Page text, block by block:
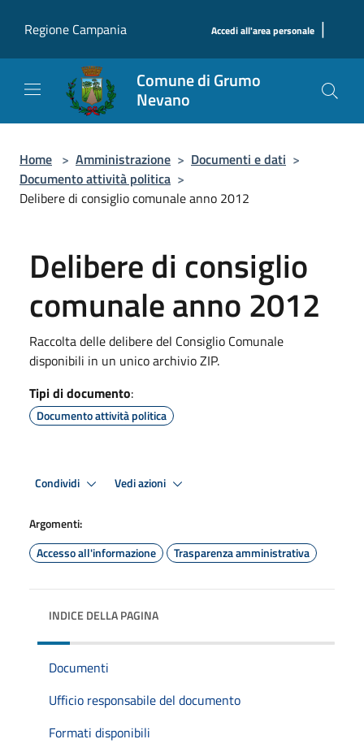
Regione Campania
Accedi all'area personale |
Comune di Grumo
Nevano
Home > Amministrazione > Documenti e dati >
Documento attività politica >
Delibere di consiglio comunale anno 2012
Delibere di consiglio
comunale anno 2012
Raccolta delle delibere del Consiglio Comunale
disponibili in un unico archivio ZIP.
Tipi di documento:
Documento attività politica
Condividi Vedi azioni
Argomenti:
Accesso all'informazione
Trasparenza amministrativa
INDICE DELLA PAGINA
Documenti
Ufficio responsabile del documento
Formati disponibili